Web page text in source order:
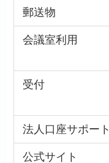
郵送物
会議室利用
受付
法人口座サポート
公式サイト